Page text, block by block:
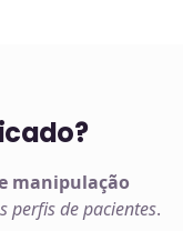
manipulação
perfis de pacientes.